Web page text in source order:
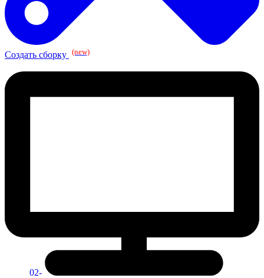
Создать сборку (new)
02-